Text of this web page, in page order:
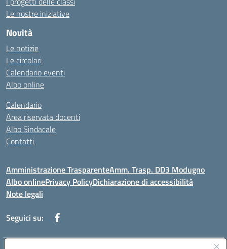
Le nostre iniziative
Novità
Le notizie
Le circolari
Calendario eventi
Albo online
Calendario
Area riservata docenti
Albo Sindacale
Contatti
Amministrazione TrasparenteAmm. Trasp. DD3 Modugno
Albo onlinePrivacy PolicyDichiarazione di accessibilità
Note legali
Seguici su: